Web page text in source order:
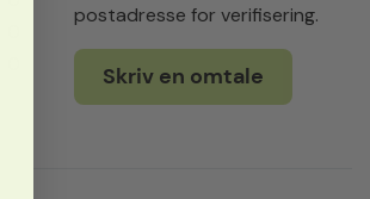
postadresse for verifisering.
Skriv en omtale